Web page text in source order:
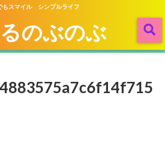
もスマイル シンプルライフ
のぶのぶ